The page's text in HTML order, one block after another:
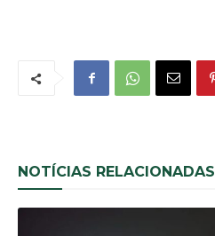
NOTÍCIAS RELACIONADAS